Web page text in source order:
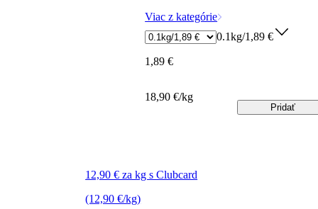
Viac z kategórie
12,90 € za kg s Clubcard
(12,90 €/kg)
0.1kg/1,89 €
1,89 €
18,90 €/kg
Pridať